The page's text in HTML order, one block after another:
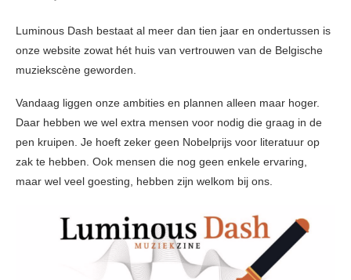
Luminous Dash bestaat al meer dan tien jaar en ondertussen is
onze website zowat hét huis van vertrouwen van de Belgische
muziekscène geworden.
Vandaag liggen onze ambities en plannen alleen maar hoger.
Daar hebben we wel extra mensen voor nodig die graag in de
pen kruipen. Je hoeft zeker geen Nobelprijs voor literatuur op
zak te hebben. Ook mensen die nog geen enkele ervaring,
maar wel veel goesting, hebben zijn welkom bij ons.